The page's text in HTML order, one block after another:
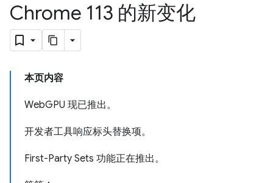
Chrome 113 的新变化
本页内容
WebGPU 现已推出。
开发者工具响应标头替换项。
First-Party Sets 功能正在推出。